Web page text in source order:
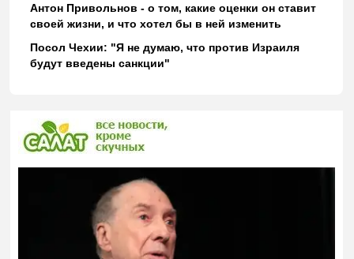
Антон Привольнов - о том, какие оценки он ставит
своей жизни, и что хотел бы в ней изменить
Посол Чехии: "Я не думаю, что против Израиля
будут введены санкции"